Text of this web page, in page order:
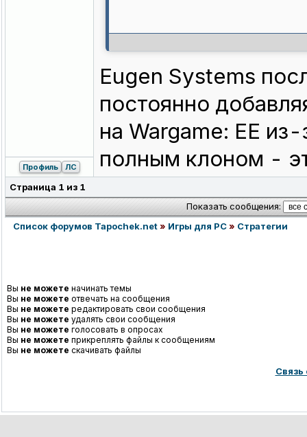
Eugen Systems
постоянно
на Wargame: EE
полным клоном -
Профиль ЛС
Страница 1 из 1
Показать сообщения:
Список форумов Tapochek.net» Игры для PC» Стратегии
Вы не можете начинать темы
Вы не можете отвечать на сообщения
Вы не можете редактировать свои сообщения
Вы не можете удалять свои сообщения
Вы не можете голосовать в опросах
Вы не можете прикреплять файлы к сообщениям
Вы не можете скачивать файлы